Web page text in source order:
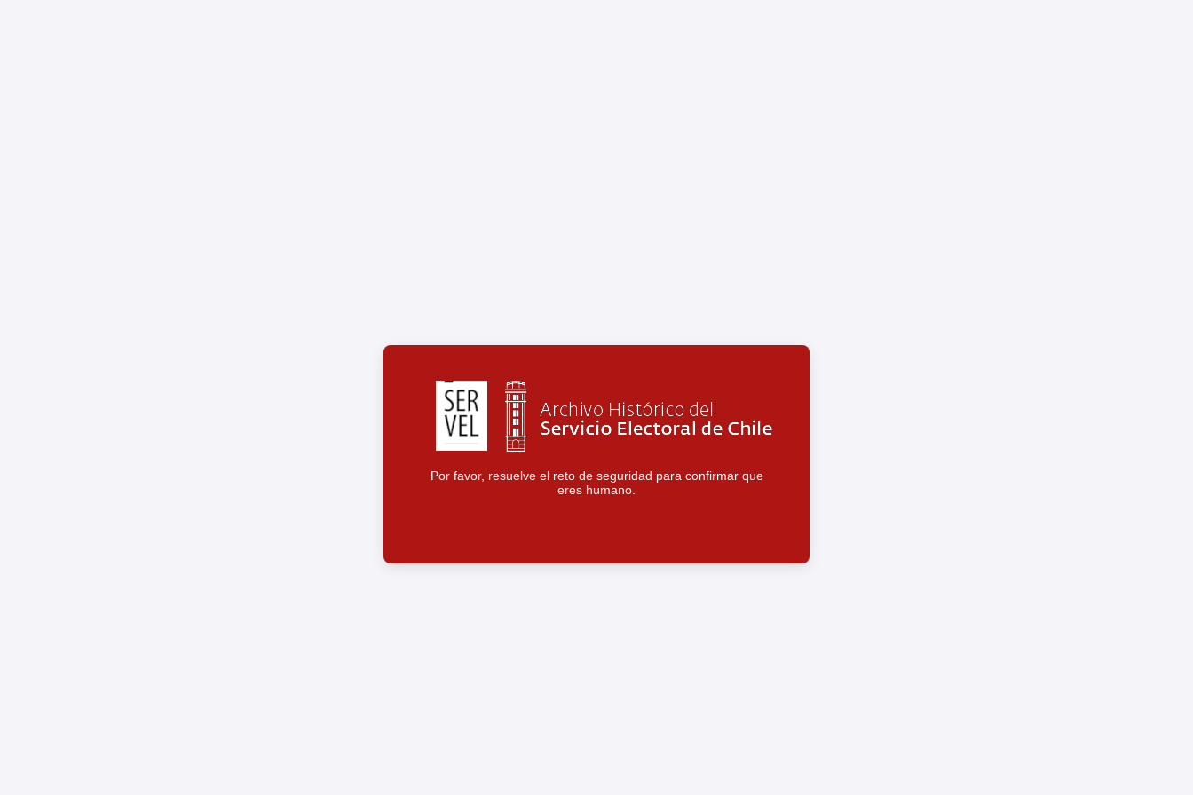
Por favor, resuelve el reto de seguridad para confirmar que
eres humano.